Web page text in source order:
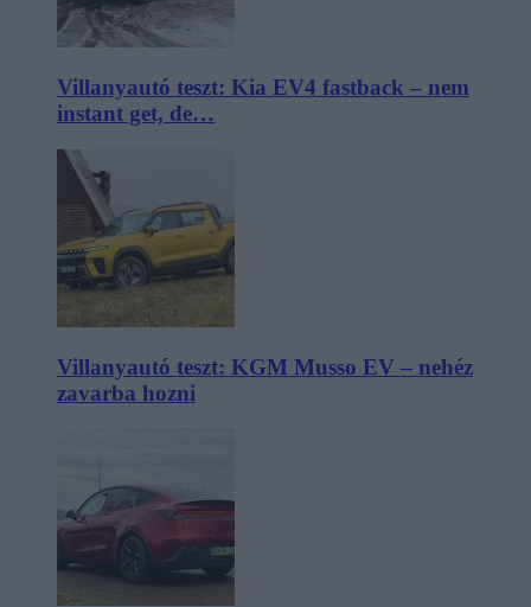
Villanyautó teszt: Kia EV4 fastback – nem
instant get, de…
Villanyautó teszt: KGM Musso EV – nehéz
zavarba hozni